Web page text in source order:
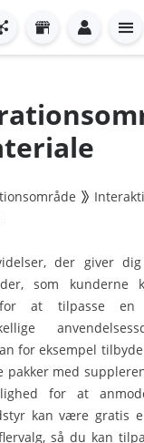
der giver
som kunderne
for at tilpasse en
for eksempel
pakker med
for at
kan være gratis
så du kan